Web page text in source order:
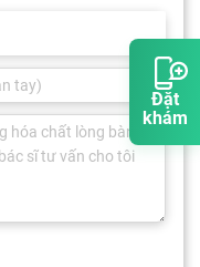
Đặt
khám